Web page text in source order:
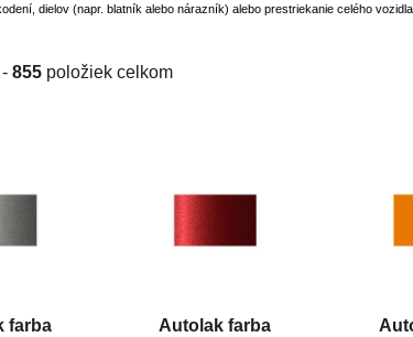
dielov (napr. blatník alebo nárazník) alebo prestriekanie celého vozidla
- 855 položiek celkom
farba
Autolak farba